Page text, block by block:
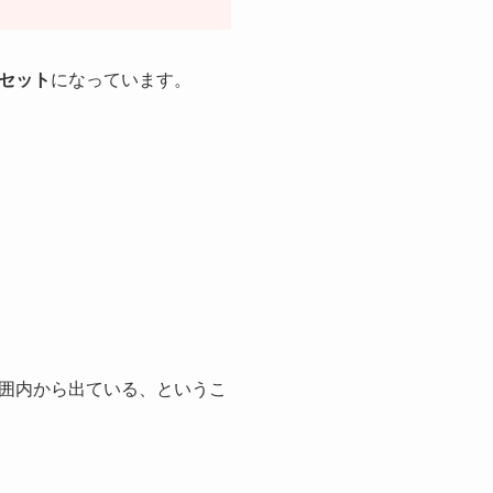
ット になっています。
内から出ている、というこ